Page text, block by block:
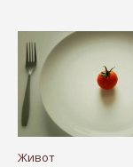
Живот